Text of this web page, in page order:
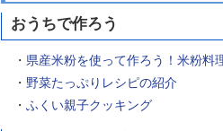
おうちで作ろう
・ 県産米粉を使って作ろう！米粉料
・ 野菜たっぷりレシピの紹介
・ ふくい親子クッキング